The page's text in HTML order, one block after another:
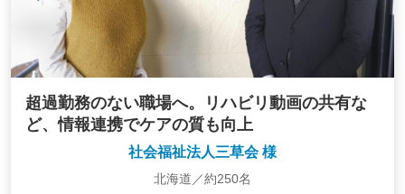
超過勤務のない職場へ。リハビリ動画の共有な
ど、情報連携でケアの質も向上
社会福祉法人三草会 様
北海道／約250名